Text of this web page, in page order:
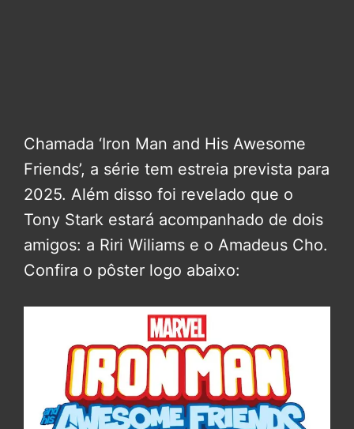
Chamada ‘Iron Man and His Awesome
Friends’, a série tem estreia prevista para
2025. Além disso foi revelado que o
Tony Stark estará acompanhado de dois
amigos: a Riri Wiliams e o Amadeus Cho.
Confira o pôster logo abaixo: